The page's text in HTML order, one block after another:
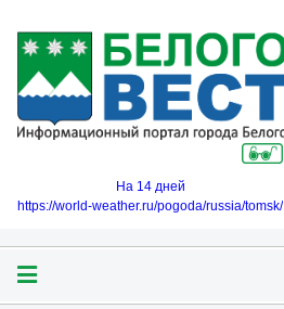
На 14 дней
https://world-weather.ru/pogoda/russia/tomsk/